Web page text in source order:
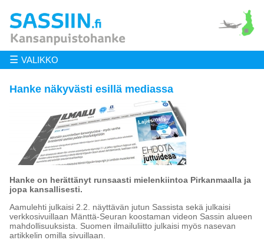
☰ VALIKKO
Hanke näkyvästi esillä mediassa
Hanke on herättänyt runsaasti mielenkiintoa Pirkanmaalla ja
jopa kansallisesti.
Aamulehti julkaisi 2.2. näyttävän jutun Sassista sekä julkaisi
verkkosivuillaan Mänttä-Seuran koostaman videon Sassin alueen
mahdollisuuksista. Suomen ilmailuliitto julkaisi myös nasevan
artikkelin omilla sivuillaan.